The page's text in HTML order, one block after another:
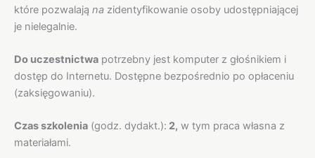
które pozwalają na zidentyfikowanie osoby udostępniającej
je nielegalnie.
Do uczestnictwa potrzebny jest komputer z głośnikiem i
dostęp do Internetu. Dostępne bezpośrednio po opłaceniu
(zaksięgowaniu).
Czas szkolenia (godz. dydakt.): 2, w tym praca własna z
materiałami.